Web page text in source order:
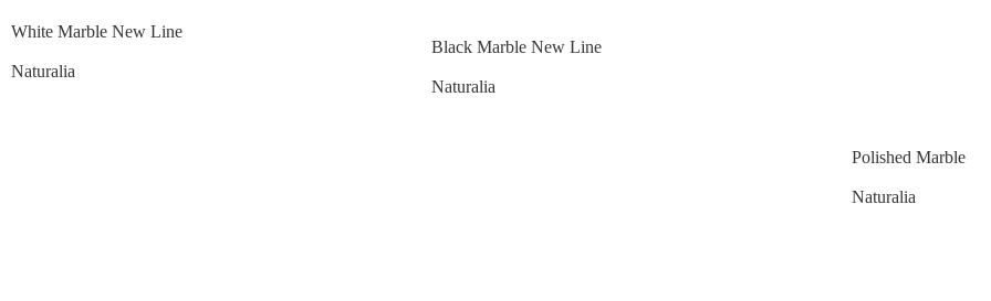
White Marble New Line
Naturalia
Black Marble New Line
Naturalia
Polished Marble
Naturalia